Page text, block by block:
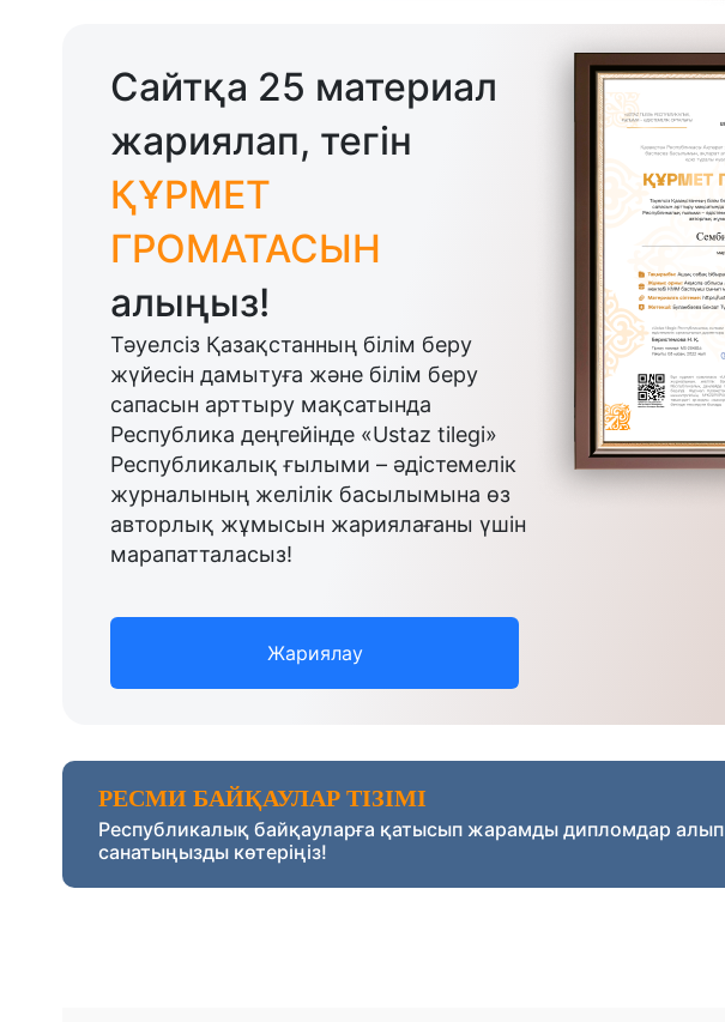
Сайтқа 25 материал
жариялап, тегін
ҚҰРМЕТ
ГРОМАТАСЫН
алыңыз!
Тәуелсіз Қазақстанның білім беру
жүйесін дамытуға және білім беру
сапасын арттыру мақсатында
Республика деңгейінде «Ustaz tilegi»
Республикалық ғылыми – әдістемелік
журналының желілік басылымына өз
авторлық жұмысын жариялағаны үшін
марапатталасыз!
Жариялау
РЕСМИ БАЙҚАУЛАР ТІЗІМІ
Республикалық байқауларға қатысып жарамды дипломдар алып
санатыңызды көтеріңіз!